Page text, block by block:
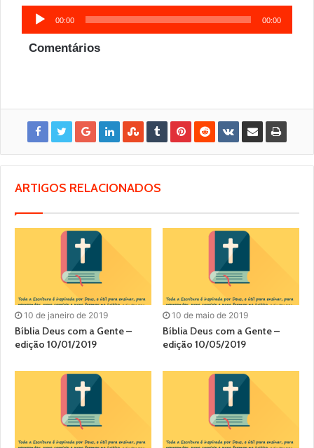
Tocador
de
áudio
00:00 00:00
Comentários
ARTIGOS RELACIONADOS
10 de janeiro de 2019
Bíblia Deus com a Gente –
edição 10/01/2019
10 de maio de 2019
Bíblia Deus com a Gente –
edição 10/05/2019